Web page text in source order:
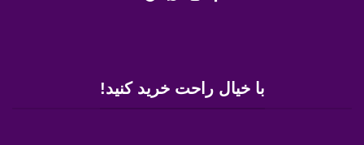
با خیال راحت خرید کنید!